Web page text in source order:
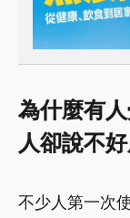
為什麼有
人卻說不好
不少人第一次